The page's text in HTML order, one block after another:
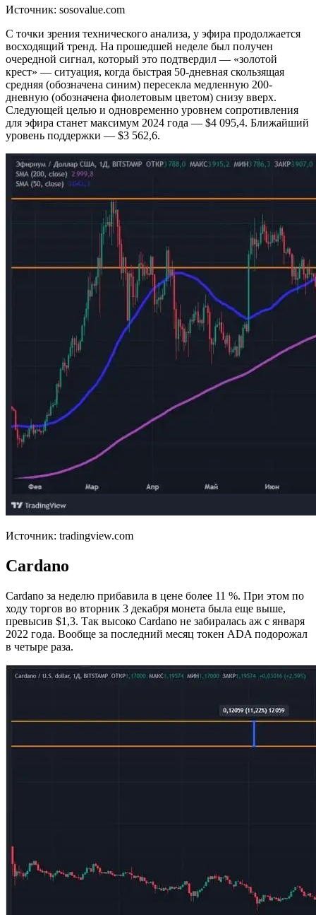
Источник: sosovalue.com
С точки зрения технического анализа, у эфира продолжается
восходящий тренд. На прошедшей неделе был получен
очередной сигнал, который это подтвердил — «золотой
крест» — ситуация, когда быстрая 50-дневная скользящая
средняя (обозначена синим) пересекла медленную 200-
дневную (обозначена фиолетовым цветом) снизу вверх.
Следующей целью и одновременно уровнем сопротивления
для эфира станет максимум 2024 года — $4 095,4. Ближайший
уровень поддержки — $3 562,6.
Источник: tradingview.com
Cardano
Cardano за неделю прибавила в цене более 11 %. При этом по
ходу торгов во вторник 3 декабря монета была еще выше,
превысив $1,3. Так высоко Cardano не забиралась аж с января
2022 года. Вообще за последний месяц токен ADA подорожал
в четыре раза.